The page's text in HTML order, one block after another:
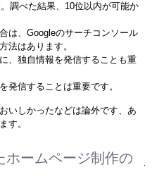
調べた結果、10位以内が可能か
は、 Googleのサーチコンソール
法はあります。
、独自情報を発信することも重
発信することは重要です。
いしかったなどは論外です、あ
す。
ホームページ制作の